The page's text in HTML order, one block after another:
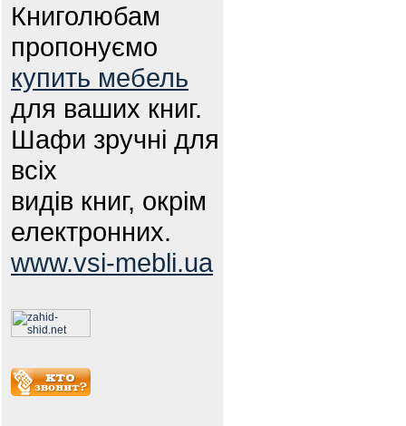
Книголюбам
пропонуємо
купить мебель
для ваших книг.
Шафи зручні для
всіх
видів книг, окрім
електронних.
www.vsi-mebli.ua